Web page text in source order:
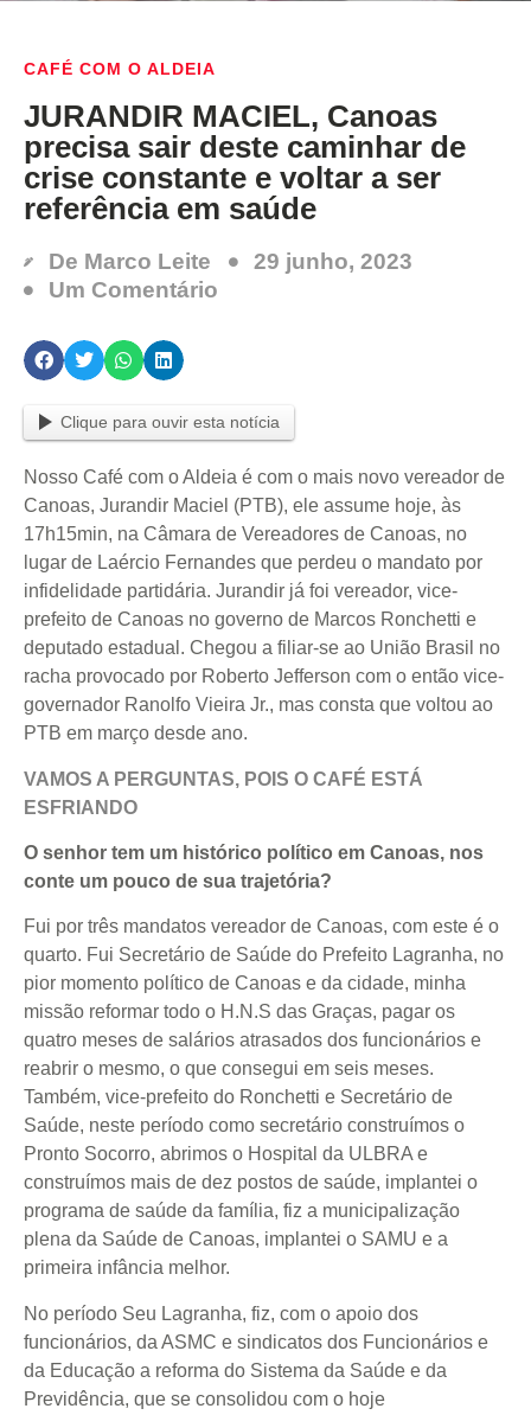
CAFÉ COM O ALDEIA
JURANDIR MACIEL, Canoas
precisa sair deste caminhar de
crise constante e voltar a ser
referência em saúde
De Marco Leite
29 junho, 2023
Um Comentário
Clique para ouvir esta notícia
Nosso Café com o Aldeia é com o mais novo vereador de
Canoas, Jurandir Maciel (PTB), ele assume hoje, às
17h15min, na Câmara de Vereadores de Canoas, no
lugar de Laércio Fernandes que perdeu o mandato por
infidelidade partidária. Jurandir já foi vereador, vice-
prefeito de Canoas no governo de Marcos Ronchetti e
deputado estadual. Chegou a filiar-se ao União Brasil no
racha provocado por Roberto Jefferson com o então vice-
governador Ranolfo Vieira Jr., mas consta que voltou ao
PTB em março desde ano.
VAMOS A PERGUNTAS, POIS O CAFÉ ESTÁ
ESFRIANDO
O senhor tem um histórico político em Canoas, nos
conte um pouco de sua trajetória?
Fui por três mandatos vereador de Canoas, com este é o
quarto. Fui Secretário de Saúde do Prefeito Lagranha, no
pior momento político de Canoas e da cidade, minha
missão reformar todo o H.N.S das Graças, pagar os
quatro meses de salários atrasados dos funcionários e
reabrir o mesmo, o que consegui em seis meses.
Também, vice-prefeito do Ronchetti e Secretário de
Saúde, neste período como secretário construímos o
Pronto Socorro, abrimos o Hospital da ULBRA e
construímos mais de dez postos de saúde, implantei o
programa de saúde da família, fiz a municipalização
plena da Saúde de Canoas, implantei o SAMU e a
primeira infância melhor.
No período Seu Lagranha, fiz, com o apoio dos
funcionários, da ASMC e sindicatos dos Funcionários e
da Educação a reforma do Sistema da Saúde e da
Previdência, que se consolidou com o hoje